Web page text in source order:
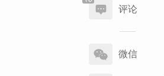
评论
享
到
微信